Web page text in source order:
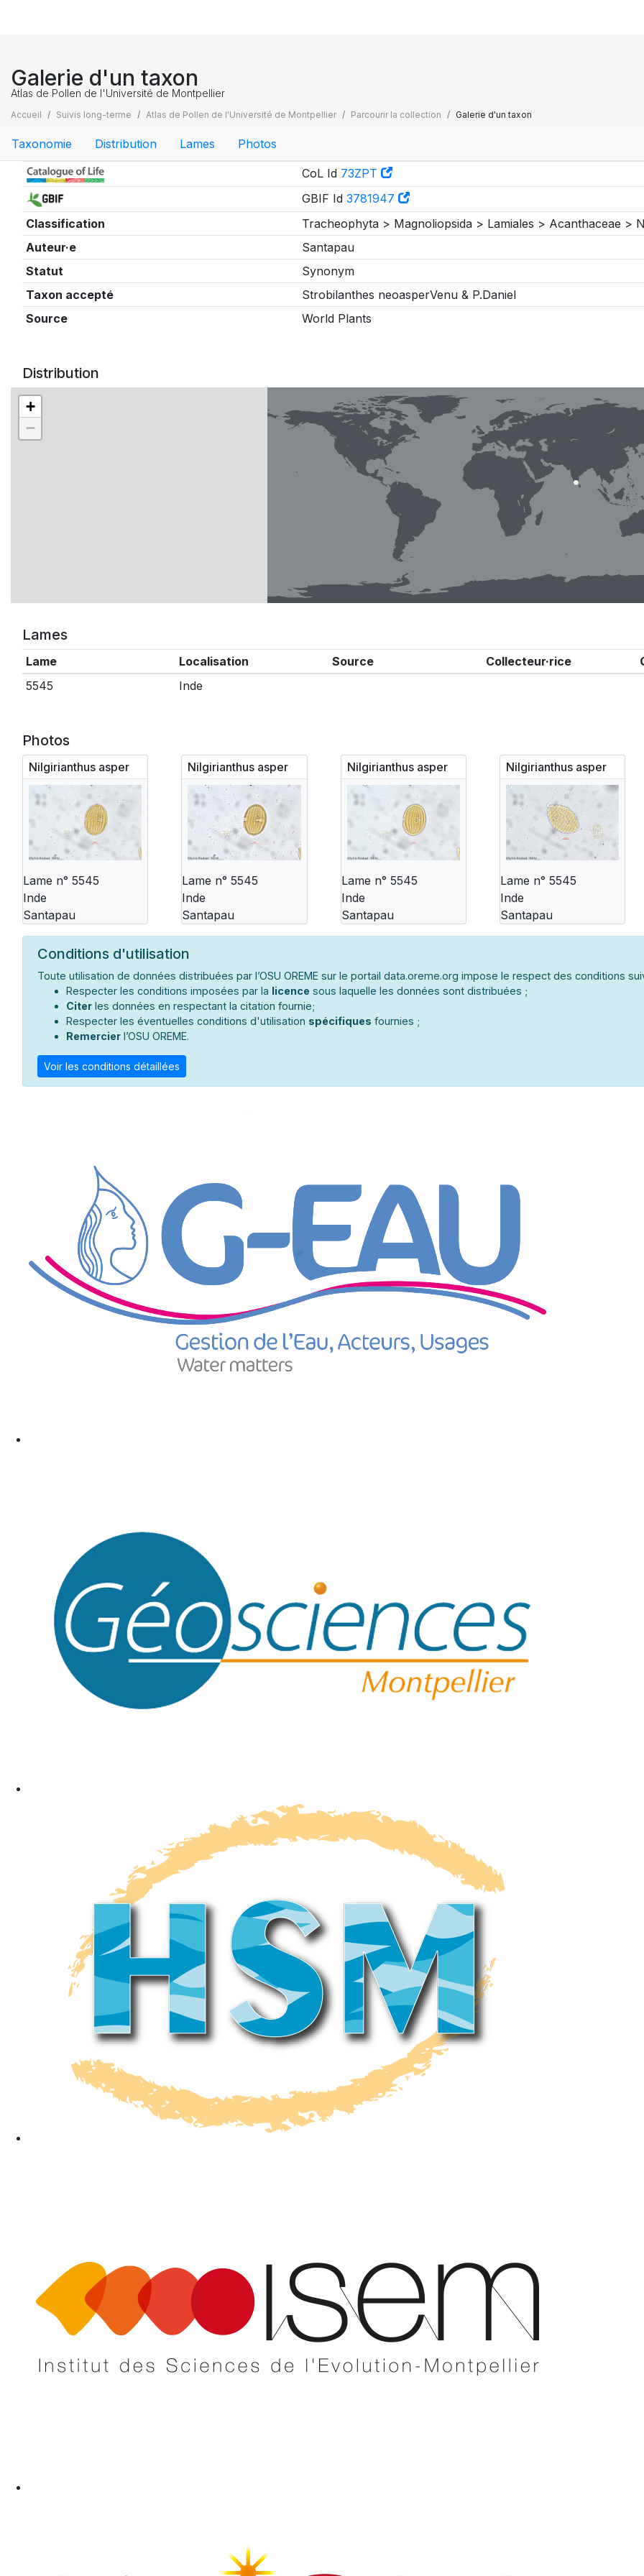
Galerie d'un taxon
Atlas de Pollen de l'Université de Montpellier
Accueil Suivis long-terme Atlas de Pollen de l'Université de Montpellier Parcourir la collection Galerie d'un taxon
Taxonomie Distribution Lames Photos
Taxonomie
CoL Id 73ZPT
GBIF Id 3781947
Classification
Tracheophyta > Magnoliopsida > Lamiales > Acanthaceae >
Auteur·e
Santapau
Statut
Synonym
Taxon accepté
Strobilanthes neoasperVenu & P.Daniel
Source
World Plants
Distribution
+
−
Lames
Lame Localisation Source Collecteur·rice
5545
Inde
Photos
Nilgirianthus asper
Lame n° 5545
Inde
Santapau
Nilgirianthus asper
Lame n° 5545
Inde
Santapau
Nilgirianthus asper
Lame n° 5545
Inde
Santapau
Nilgirianthus asper
Lame n° 5545
Inde
Santapau
Conditions d'utilisation
Toute utilisation de données distribuées par l’OSU OREME sur le portail data.oreme.org impose le respect des conditions
Respecter les conditions imposées par la licence sous laquelle les données sont distribuées ;
Citer les données en respectant la citation fournie;
Respecter les éventuelles conditions d'utilisation spécifiques fournies ;
Remercier l’OSU OREME.
Voir les conditions détaillées